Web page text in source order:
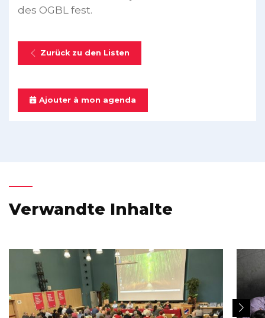
des OGBL fest.
Zurück zu den Listen
Ajouter à mon agenda
Verwandte Inhalte